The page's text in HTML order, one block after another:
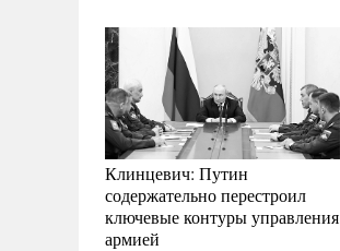
Клинцевич: Путин
содержательно перестроил
ключевые контуры управления
армией